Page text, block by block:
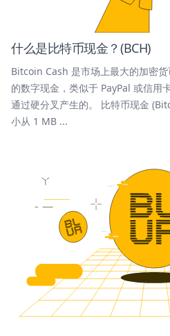
什么是比特币现金？(BCH)
Bitcoin Cash 是市场上最大的加密
的数字现金，类似于 PayPal 或信用
通过硬分叉产生的。 比特币现金
小从 1 MB ...